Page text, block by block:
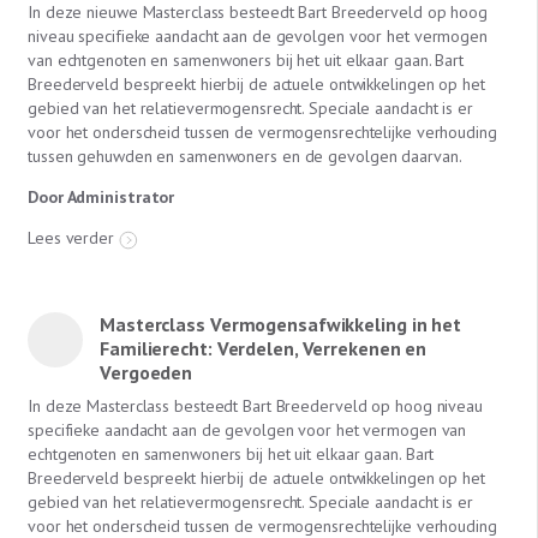
In deze nieuwe Masterclass besteedt Bart Breederveld op hoog
niveau specifieke aandacht aan de gevolgen voor het vermogen
van echtgenoten en samenwoners bij het uit elkaar gaan. Bart
Breederveld bespreekt hierbij de actuele ontwikkelingen op het
gebied van het relatievermogensrecht. Speciale aandacht is er
voor het onderscheid tussen de vermogensrechtelijke verhouding
tussen gehuwden en samenwoners en de gevolgen daarvan.
Door Administrator
Lees verder
Masterclass Vermogensafwikkeling in het
Familierecht: Verdelen, Verrekenen en
Vergoeden
In deze Masterclass besteedt Bart Breederveld op hoog niveau
specifieke aandacht aan de gevolgen voor het vermogen van
echtgenoten en samenwoners bij het uit elkaar gaan. Bart
Breederveld bespreekt hierbij de actuele ontwikkelingen op het
gebied van het relatievermogensrecht. Speciale aandacht is er
voor het onderscheid tussen de vermogensrechtelijke verhouding